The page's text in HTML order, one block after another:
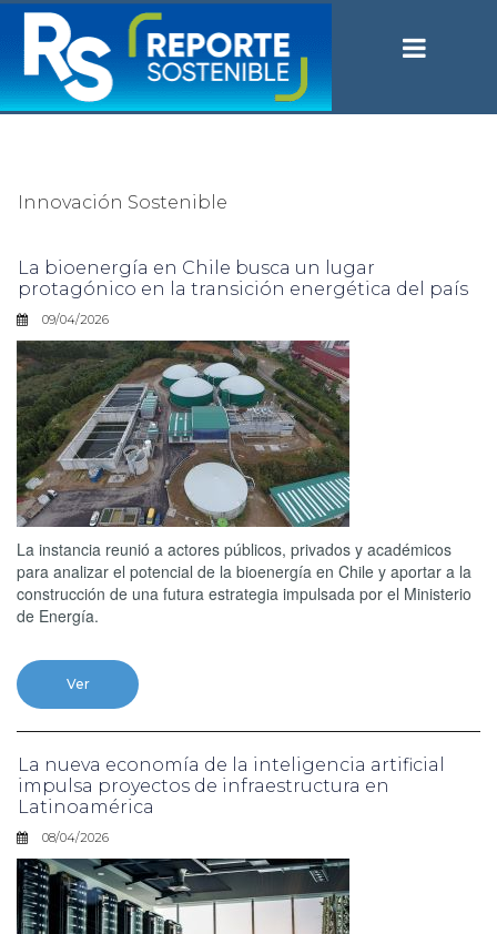
Innovación Sostenible
La bioenergía en Chile busca un lugar
protagónico en la transición energética del país
09/04/2026
La instancia reunió a actores públicos, privados y académicos
para analizar el potencial de la bioenergía en Chile y aportar a la
construcción de una futura estrategia impulsada por el Ministerio
de Energía.
Ver
La nueva economía de la inteligencia artificial
impulsa proyectos de infraestructura en
Latinoamérica
08/04/2026